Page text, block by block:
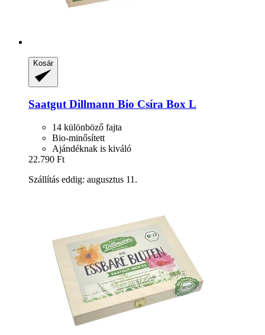
Kosár
Saatgut Dillmann Bio Csíra Box L
14 különböző fajta
Bio-minősített
Ajándéknak is kiváló
22.790 Ft
Szállítás eddig: augusztus 11.